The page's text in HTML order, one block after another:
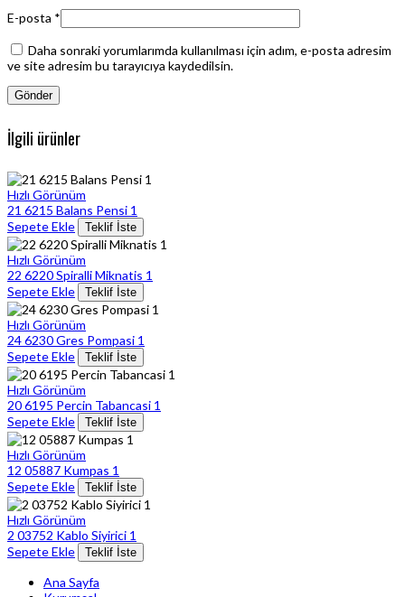
E-posta *
Daha sonraki yorumlarımda kullanılması için adım, e-posta adresim
ve site adresim bu tarayıcıya kaydedilsin.
İlgili ürünler
Hızlı Görünüm
21 6215 Balans Pensi 1
Sepete Ekle
Teklif İste
Hızlı Görünüm
22 6220 Spiralli Miknatis 1
Sepete Ekle
Teklif İste
Hızlı Görünüm
24 6230 Gres Pompasi 1
Sepete Ekle
Teklif İste
Hızlı Görünüm
20 6195 Percin Tabancasi 1
Sepete Ekle
Teklif İste
Hızlı Görünüm
12 05887 Kumpas 1
Sepete Ekle
Teklif İste
Hızlı Görünüm
2 03752 Kablo Siyirici 1
Sepete Ekle
Teklif İste
Ana Sayfa